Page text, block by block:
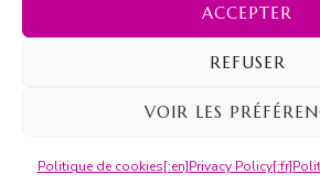
ACCEPTER
REFUSER
VOIR LES
Politique de cookies[:en]Privacy
Marion Barrique
confidentialité